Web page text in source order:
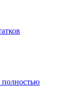
полностью